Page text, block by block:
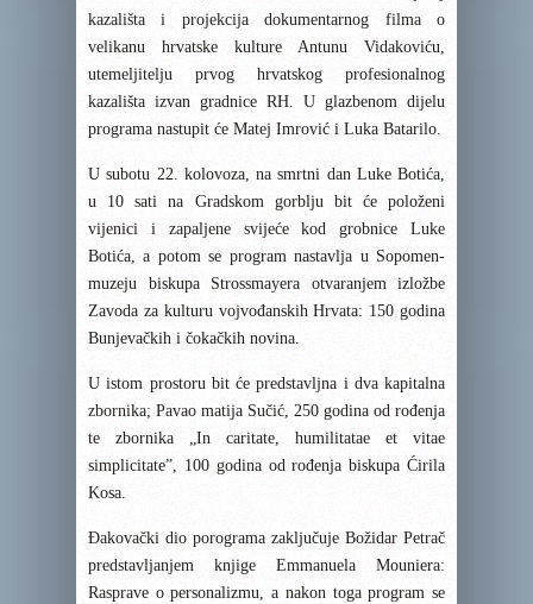
kazališta i projekcija dokumentarnog filma o
velikanu hrvatske kulture Antunu Vidakoviću,
utemeljitelju prvog hrvatskog profesionalnog
kazališta izvan gradnice RH. U glazbenom dijelu
programa nastupit će Matej Imrović i Luka Batarilo.
U subotu 22. kolovoza, na smrtni dan Luke Botića,
u 10 sati na Gradskom gorblju bit će položeni
vijenici i zapaljene svijeće kod grobnice Luke
Botića, a potom se program nastavlja u Sopomen-
muzeju biskupa Strossmayera otvaranjem izložbe
Zavoda za kulturu vojvođanskih Hrvata: 150 godina
Bunjevačkih i čokačkih novina.
U istom prostoru bit će predstavljna i dva kapitalna
zbornika; Pavao matija Sučić, 250 godina od rođenja
te zbornika „In caritate, humilitatae et vitae
simplicitate”, 100 godina od rođenja biskupa Ćirila
Kosa.
Đakovački dio porograma zaključuje Božidar Petrač
predstavljanjem knjige Emmanuela Mouniera:
Rasprave o personalizmu, a nakon toga program se